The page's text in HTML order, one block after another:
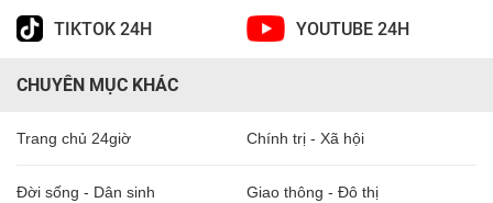
TIKTOK 24H YOUTUBE 24H
CHUYÊN MỤC KHÁC
Trang chủ 24giờ Chính trị - Xã hội
Đời sống - Dân sinh Giao thông - Đô thị